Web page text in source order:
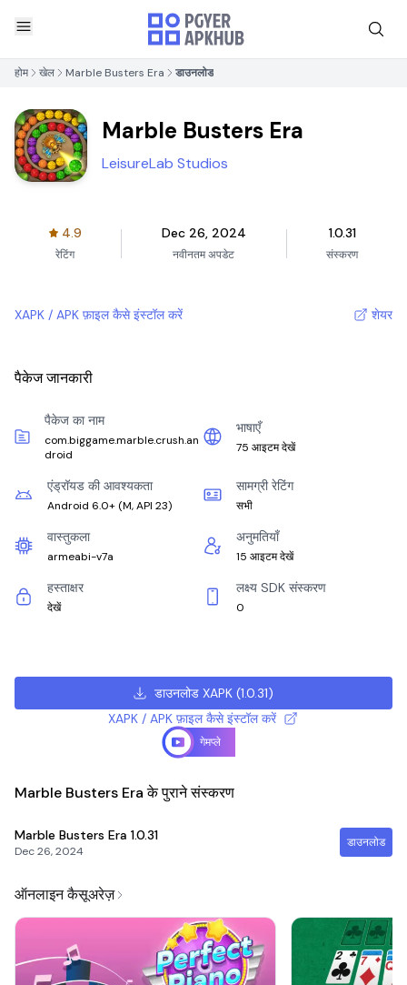
होम खेल Marble Busters Era डाउनलोड
Marble Busters Era
LeisureLab Studios
4.9
रेटिंग
Dec 26, 2024
नवीनतम अपडेट
1.0.31
संस्करण
XAPK / APK फ़ाइल कैसे इंस्टॉल करें शेयर
पैकेज जानकारी
पैकेज का नाम
com.biggame.marble.crush.an
droid
भाषाएँ
75 आइटम देखें
एंड्रॉयड की आवश्यकता
Android 6.0+ (M, API 23)
सामग्री रेटिंग
सभी
वास्तुकला
armeabi-v7a
अनुमतियाँ
15 आइटम देखें
हस्ताक्षर
देखें
लक्ष्य SDK संस्करण
0
डाउनलोड XAPK (1.0.31)
XAPK / APK फ़ाइल कैसे इंस्टॉल करें
गेमप्ले
Marble Busters Era के पुराने संस्करण
Marble Busters Era 1.0.31
Dec 26, 2024
डाउनलोड
ऑनलाइन कैसूअरेज़